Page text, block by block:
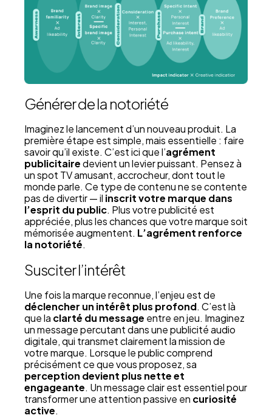
Générer de la notoriété
Imaginez le lancement d’un nouveau produit. La
première étape est simple, mais essentielle : faire
savoir qu’il existe. C’est ici que l’agrément
publicitairedevient un levier puissant. Pensez à
un spot TV amusant, accrocheur, dont tout le
monde parle. Ce type de contenu ne se contente
pas de divertir — il inscrit votre marque dans
l’esprit du public. Plus votre publicité est
appréciée, plus les chances que votre marque soit
mémorisée augmentent. L’agrément renforce
la notoriété.
Susciter l’intérêt
Une fois la marque reconnue, l’enjeu est de
déclencher un intérêt plus profond. C’est là
que la clarté du message entre en jeu. Imaginez
un message percutant dans une publicité audio
digitale, qui transmet clairement la mission de
votre marque. Lorsque le public comprend
précisément ce que vous proposez, sa
perception devient plus nette et
engageante. Un message clair est essentiel pour
transformer une attention passive en curiosité
active.